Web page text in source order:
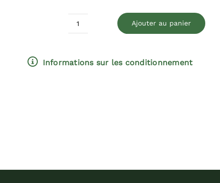
Ajouter au panier
Informations sur les conditionnement